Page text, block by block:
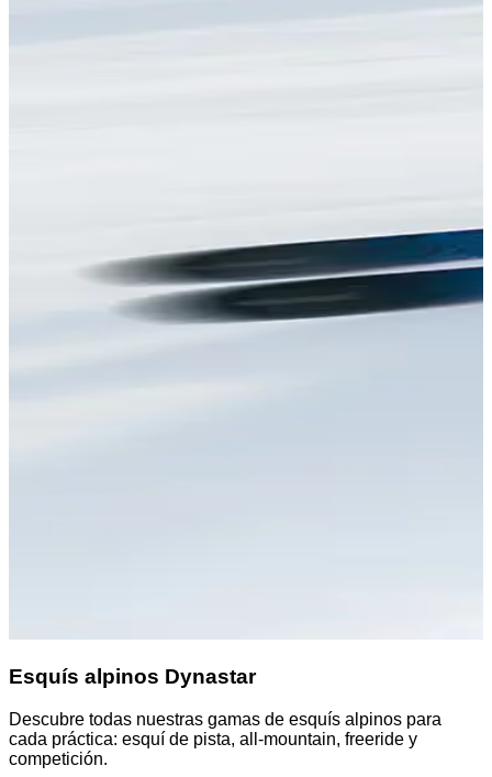
Esquís alpinos Dynastar
Descubre todas nuestras gamas de esquís alpinos para
cada práctica: esquí de pista, all-mountain, freeride y
competición.